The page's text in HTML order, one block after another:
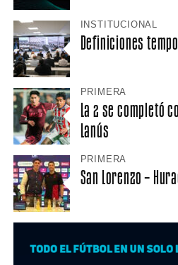
INSTITUCIONAL
Definiciones
PRIMERA
La 2 se completó
Lanús
PRIMERA
San Lorenzo –